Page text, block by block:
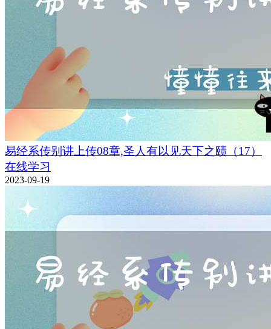
易经系传别讲上传08章,圣人有以见天下之赜（17）
在线学习
2023-09-19